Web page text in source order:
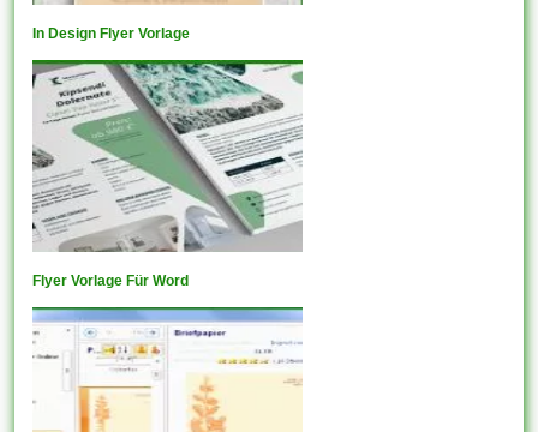
In Design Flyer Vorlage
Flyer Vorlage Für Word